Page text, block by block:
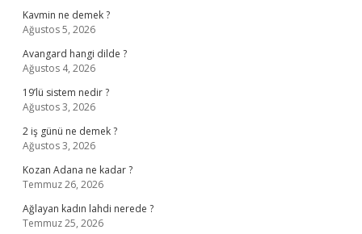
Kavmin ne demek ?
Ağustos 5, 2026
Avangard hangi dilde ?
Ağustos 4, 2026
19’lü sistem nedir ?
Ağustos 3, 2026
2 iş günü ne demek ?
Ağustos 3, 2026
Kozan Adana ne kadar ?
Temmuz 26, 2026
Ağlayan kadın lahdi nerede ?
Temmuz 25, 2026